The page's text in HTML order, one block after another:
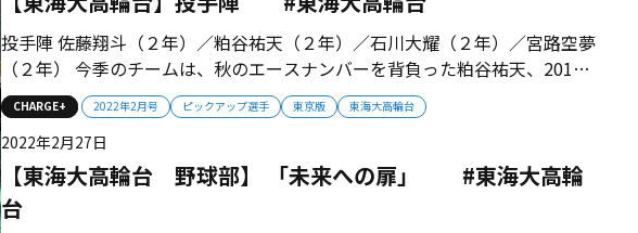
CHARGE+ 2022年2月号 ピックアップ選手 東京版 東海大高輪台
投手陣 佐藤翔斗（２年）／粕谷祐天（２年）／石川大耀（２年）／宮路空夢
（２年） 今季のチームは、秋のエースナンバーを背負った粕谷祐天、2017
年のエース宮路悠良の弟・空夢、ヤクルト石川雅規の長男・大耀、最速138
キロ右腕・佐藤翔斗の２年生カルテットがブルペンでしのぎを削る。４人の
トータルポテンシャルは都屈指。カルテット...
【東海大高輪台 野球部】 「未来への扉」 #東海大高輪
台
2022年2月27日